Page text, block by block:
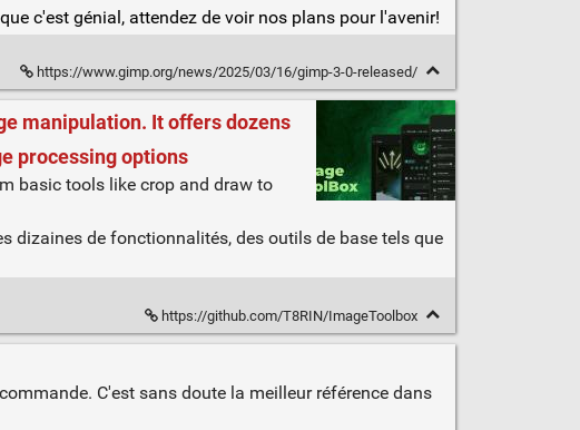
c'est génial, attendez de voir nos plans pour l'avenir!
https://www.gimp.org/news/2025/03/16/gimp-3-0-released/
manipulation. It offers dozens
processing options
basic tools like crop and draw to
dizaines de fonctionnalités, des outils de base tels que
https://github.com/T8RIN/ImageToolbox
C'est sans doute la meilleur référence dans